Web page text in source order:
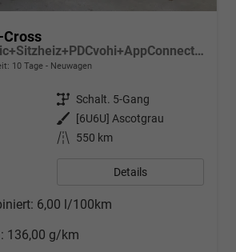
Cross
95PS Climatronic+Sitzheiz+PDCvohi+AppConnect+Side+TravelAssist+ACC
10 Tage Neuwagen
Getriebe Schalt. 5-Gang
Außenfarbe
[6U6U] Ascotgrau
Kilometerstand 550 km
Details
6,00 l/100km
136,00 g/km